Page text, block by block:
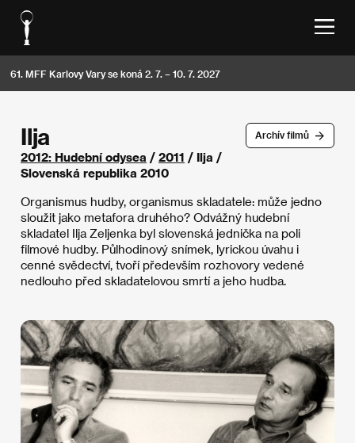
61. MFF Karlovy Vary se koná 2. 7. – 10. 7. 2027
Archív filmů
Ilja
2012: Hudební odysea / 2011 / Ilja /
Slovenská republika 2010
Organismus hudby, organismus skladatele: může jedno
sloužit jako metafora druhého? Odvážný hudební
skladatel Ilja Zeljenka byl slovenská jednička na poli
filmové hudby. Půlhodinový snímek, lyrickou úvahu i
cenné svědectví, tvoří především rozhovory vedené
nedlouho před skladatelovou smrtí a jeho hudba.